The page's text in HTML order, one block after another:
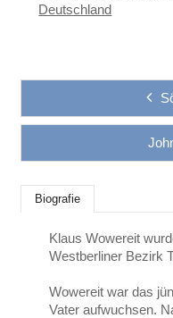
Deutschland
Biografie
Klaus Wowereit
Westberliner Bezirk
Wowereit war das
Vater aufwuchsen.